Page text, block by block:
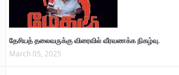
தேசியத் தலைவருக்கு விரைவில் வீரவணக்க நிகழ்வு.
March 05, 2025